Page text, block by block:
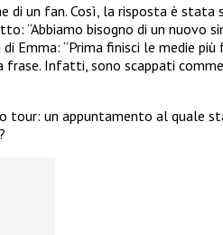
di un fan. Così, la risposta è stata
“Abbiamo bisogno di un nuovo
Emma: “Prima finisci le medie più
Infatti, sono scappati
tour: un appuntamento al quale